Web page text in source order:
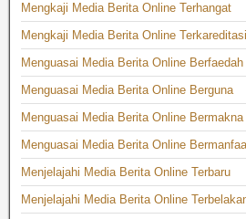
Mengkaji Media Berita Online Terhangat
Mengkaji Media Berita Online Terkareditasi
Menguasai Media Berita Online Berfaedah
Menguasai Media Berita Online Berguna
Menguasai Media Berita Online Bermakna
Menguasai Media Berita Online
Menjelajahi Media Berita Online Terbaru
Menjelajahi Media Berita Online